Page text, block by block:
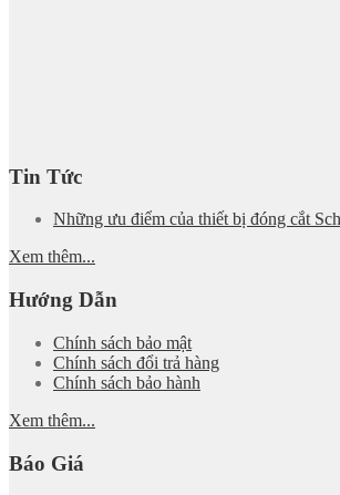
Tin Tức
Những ưu điểm của thiết bị đóng cắt
Xem thêm...
Hướng Dẫn
Chính sách bảo mật
Chính sách đổi trả hàng
Chính sách bảo hành
Xem thêm...
Báo Giá